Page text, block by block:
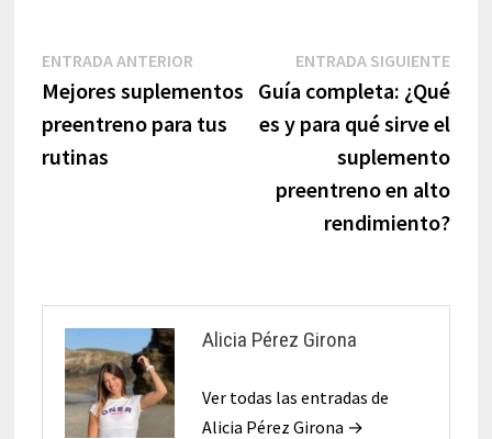
Navegación
de
entradas
ENTRADA ANTERIOREntrada
anterior:
Mejores suplementos
preentreno para tus
rutinas
ENTRADA SIGUIENTE
Guía completa: ¿Qué
es y para qué sirve el
suplemento
preentreno en alto
rendimiento?
Alicia Pérez Girona
Ver todas las entradas de
Alicia Pérez Girona →